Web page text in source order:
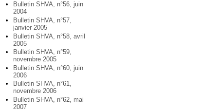
Bulletin SHVA, n°56, juin
2004
Bulletin SHVA, n°57,
janvier 2005
Bulletin SHVA, n°58, avril
2005
Bulletin SHVA, n°59,
novembre 2005
Bulletin SHVA, n°60, juin
2006
Bulletin SHVA, n°61,
novembre 2006
Bulletin SHVA, n°62, mai
2007